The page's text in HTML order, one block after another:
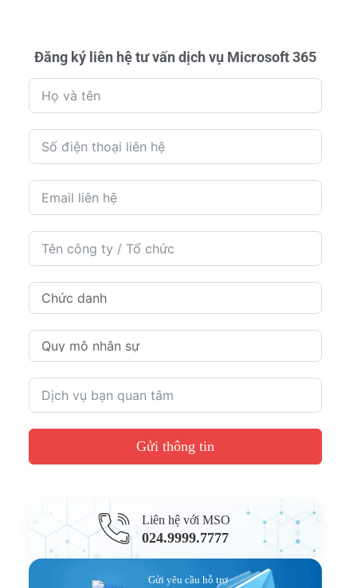
Đăng ký liên hệ tư vấn dịch vụ Microsoft 365
Gửi thông tin
Liên hệ với MSO
024.9999.7777
Gửi yêu cầu hỗ trợ